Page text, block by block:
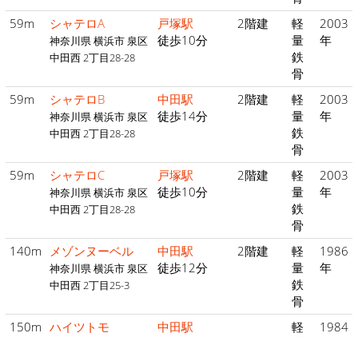
59m シャテロA
神奈川県 横浜市 泉区
中田西 2丁目28-28
戸塚駅
徒歩10分
2階建
軽
量
鉄
骨
2003
年
59m シャテロB
神奈川県 横浜市 泉区
中田西 2丁目28-28
中田駅
徒歩14分
2階建
軽
量
鉄
骨
2003
年
59m シャテロC
神奈川県 横浜市 泉区
中田西 2丁目28-28
戸塚駅
徒歩10分
2階建
軽
量
鉄
骨
2003
年
140m メゾンヌーベル
神奈川県 横浜市 泉区
中田西 2丁目25-3
中田駅
徒歩12分
2階建
軽
量
鉄
骨
1986
年
150m ハイツトモ
中田駅
軽
1984